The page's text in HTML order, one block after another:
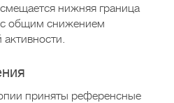
нижняя граница
с общим снижением
приняты референсные